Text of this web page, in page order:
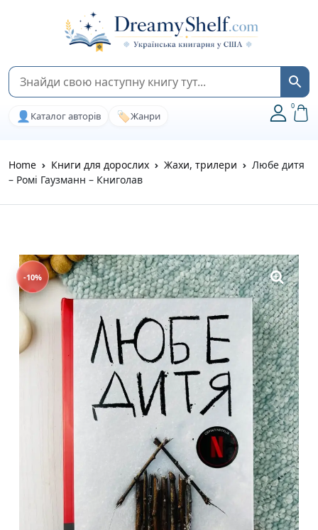
👤 Каталог авторів 🏷️Жанри
0
Home Книги для дорослих Жахи, трилери
Любе дитя
– Ромі Гаузманн – Книголав
-10%